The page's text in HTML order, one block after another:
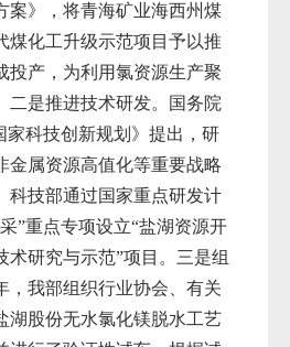
案》，将青海矿业海西州煤
煤化工升级示范项目予以推
投产，为利用氯资源生产聚
二是推进技术研发。国务院
家科技创新规划》提出，研
金属资源高值化等重要战略
科技部通过国家重点研发计
”重点专项设立“盐湖资源开
术研究与示范”项目。三是组
，我部组织行业协会、有关
湖股份无水氯化镁脱水工艺